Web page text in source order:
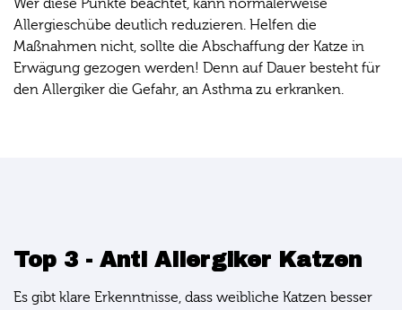
Wer diese Punkte beachtet, kann normalerweise
Allergieschübe deutlich reduzieren. Helfen die
Maßnahmen nicht, sollte die Abschaffung der Katze in
Erwägung gezogen werden! Denn auf Dauer besteht für
den Allergiker die Gefahr, an Asthma zu erkranken.
Top 3 - Anti Allergiker Katzen
Es gibt klare Erkenntnisse, dass weibliche Katzen besser